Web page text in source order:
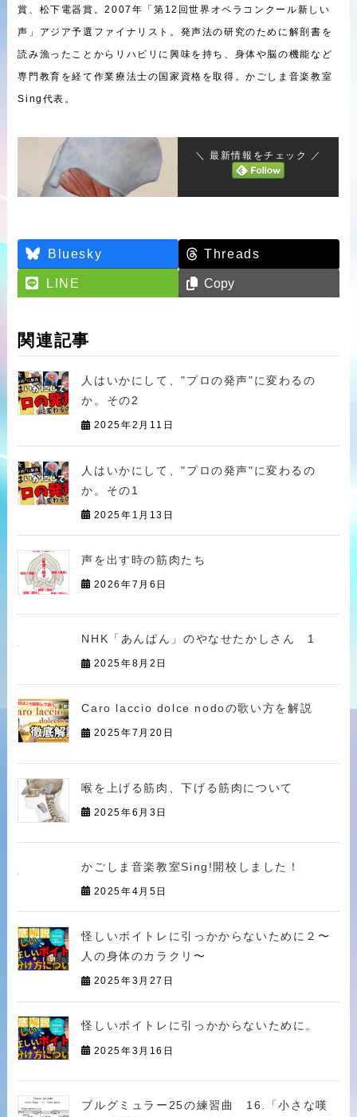
賞、松下電器賞。2007年「第12回世界オペラコンクール新しい
声」アジア予選ファイナリスト。発声法の研究のために解剖書を
読み漁ったことからリハビリに興味を持ち、身体や脳の機能など
専門教育を経て作業療法士の国家資格を取得。かごしま音楽教室
Sing代表。
＼ 最新情報をチェック ／
Bluesky Threads
LINE Copy
関連記事
人はいかにして、"プロの発声"に変わるの
か。その2
2025年2月11日
人はいかにして、"プロの発声"に変わるの
か。その1
2025年1月13日
声を出す時の筋肉たち
2026年7月6日
NHK「あんぱん」のやなせたかしさん 1
2025年8月2日
Caro laccio dolce nodoの歌い方を解説
2025年7月20日
喉を上げる筋肉、下げる筋肉について
2025年6月3日
かごしま音楽教室Sing!開校しました！
2025年4月5日
怪しいボイトレに引っかからないために２〜
人の身体のカラクリ〜
2025年3月27日
怪しいボイトレに引っかからないために。
2025年3月16日
ブルグミュラー25の練習曲 16.「小さな嘆